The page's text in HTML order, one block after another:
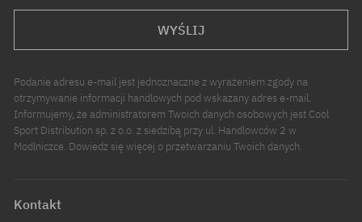
WYŚLIJ
Podanie adresu e-mail jest jednoznaczne z wyrażeniem zgody na
otrzymywanie informacji handlowych pod wskazany adres e-mail.
Informujemy, że administratorem Twoich danych osobowych jest Cool
Sport Distribution sp. z o.o. z siedzibą przy ul. Handlowców 2 w
Modlniczce. Dowiedz się więcej o przetwarzaniu Twoich danych.
Kontakt